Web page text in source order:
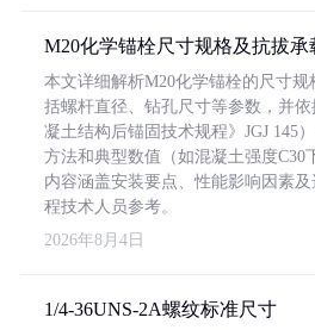
M20化学锚栓尺寸规格及抗拔承
本文详细解析M20化学锚栓的尺寸
括螺杆直径、钻孔尺寸等参数，并
凝土结构后锚固技术规程》JGJ 145
方法和典型数值（如混凝土强度C30
内容涵盖安装要点、性能影响因素
程技术人员参考。
2026年8月4日
1/4-36UNS-2A螺纹标准尺寸